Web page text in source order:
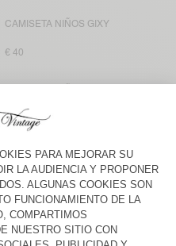
CAMISETA NIÑOS GIXY
€ 40
€ 50
CAMISETA NIÑOS FIZVALLEY
BACK IN STOCK
€ 55